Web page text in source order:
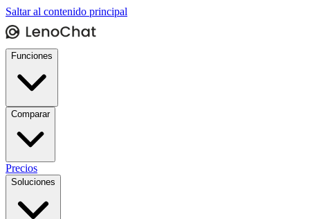
Saltar al contenido principal
Funciones
Comparar
Precios
Soluciones